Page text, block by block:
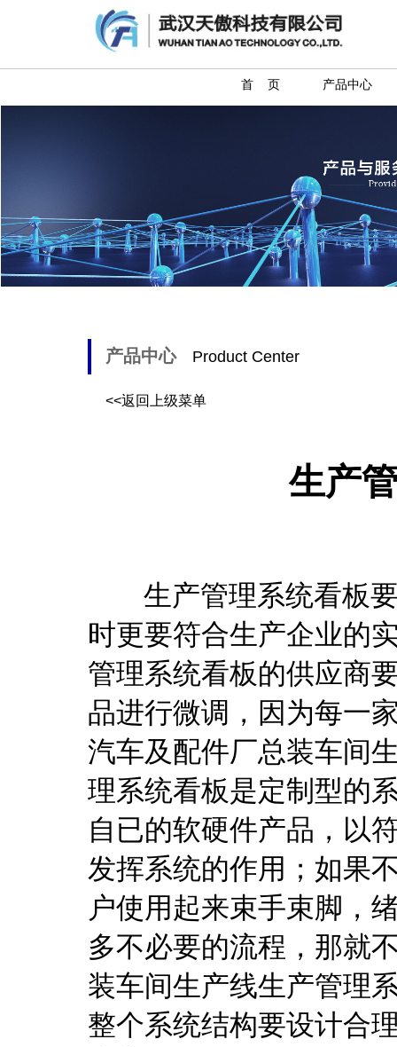
首 页 产品中心
产品中心 Product Center
<<返回上级菜单
生产
生产管理系统看板要
时更要符合生产企业的
管理系统看板的供应商
品进行微调，因为每一
汽车及配件厂总装车间
理系统看板是定制型的
自已的软硬件产品，以
发挥系统的作用；如果
户使用起来束手束脚，
多不必要的流程，那就
装车间生产线生产管理
整个系统结构要设计合